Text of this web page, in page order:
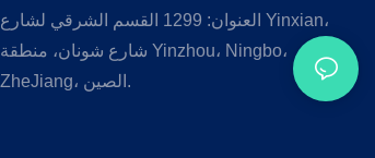
العنوان: 1299 القسم الشرقي لشارع Yinxian،
شارع شونان، منطقة Yinzhou، Ningbo،
ZheJiang، الصين.